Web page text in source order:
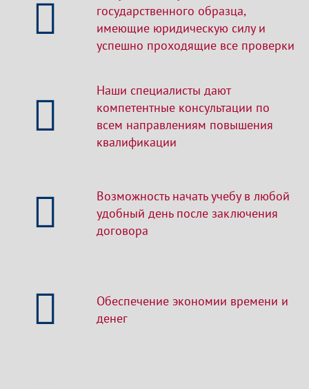
государственного образца,
имеющие юридическую силу и
успешно проходящие все проверки
Наши специалисты дают
компетентные консультации по
всем направлениям повышения
квалификации
Возможность начать учебу в любой
удобный день после заключения
договора
Обеспечение экономии времени и
денег